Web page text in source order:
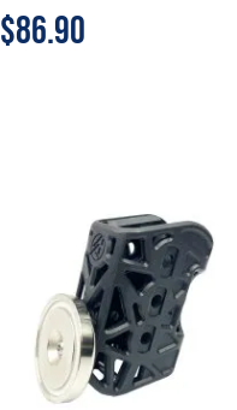
$86.90